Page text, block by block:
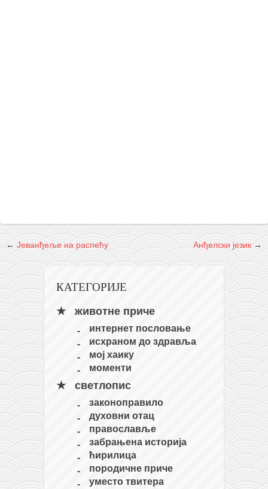
← Јеванђеље на распећу Анђелски језик →
КАТЕГОРИЈЕ
животне приче
интернет пословање
исхраном до здравља
мој хаику
моменти
светлопис
законоправило
духовни отац
православље
забрањена историја
ћирилица
породичне приче
уместо твитера